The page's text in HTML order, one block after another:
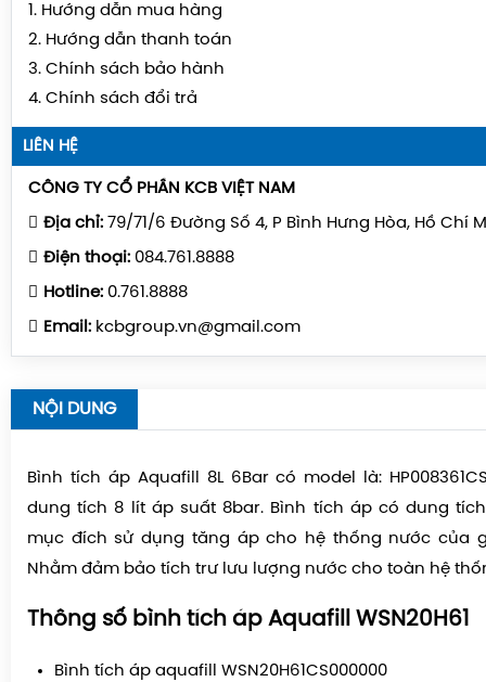
1. Hướng dẫn mua hàng
2. Hướng dẫn thanh toán
3. Chính sách bảo hành
4. Chính sách đổi trả
LIÊN HỆ
CÔNG TY CỔ PHẦN KCB VIỆT NAM
Địa chỉ: 79/71/6 Đường Số 4, P Bình Hưng Hòa, Hồ Chí
Điện thoại: 084.761.8888
Hotline: 0.761.8888
Email: kcbgroup.vn@gmail.com
NỘI DUNG
Bình tích áp Aquafill 8L 6Bar có model là:
dung tích 8 lít áp suất 8bar. Bình tích áp có dung
mục đích sử dụng tăng áp cho hệ thống nước của
Nhằm đảm bảo tích trư lưu lượng nước cho toàn hệ
Thông số bình tích áp Aquafill WSN20H61
Bình tích áp aquafill WSN20H61CS000000